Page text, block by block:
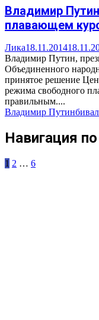
Владимир
плавающем
Лика18.11.2014
Владимир Путин,
Объединенного
принятое решение
режима свободного
правильным....
Владимир Путин
Навигация
1 2 … 6